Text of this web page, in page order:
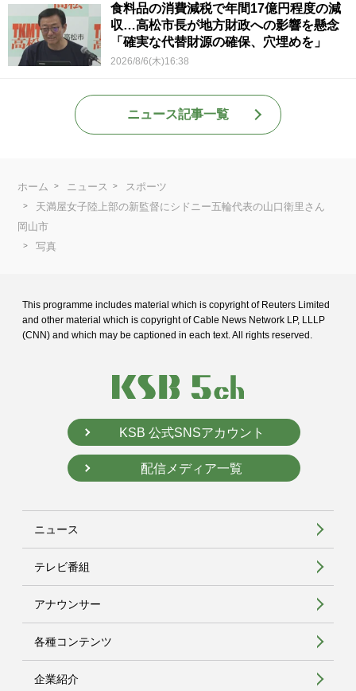
食料品の消費減税で年間17億円程度の減
収…高松市長が地方財政への影響を懸念
「確実な代替財源の確保、穴埋めを」
2026/8/6(木)16:38
ニュース記事一覧
ホーム ニュース
スポーツ
天満屋女子陸上部の新監督にシドニー五輪代表の山口衛里さん
岡山市
写真
This programme includes material which is copyright of Reuters Limited
and other material which is copyright of Cable News Network LP, LLLP
(CNN) and which may be captioned in each text. All rights reserved.
KSB 公式SNSアカウント
配信メディア一覧
ニュース
テレビ番組
アナウンサー
各種コンテンツ
企業紹介